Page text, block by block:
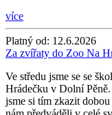
více
Platný od: 12.6.2026
Za zvířaty do Zoo Na
Ve středu jsme se se
Hrádečku v Dolní Pěně.
jsme si tím zkazit